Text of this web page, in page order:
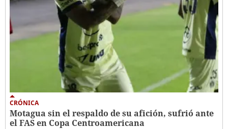
CRÓNICA
Motagua sin el respaldo de su afición, sufrió ante
el FAS en Copa Centroamericana